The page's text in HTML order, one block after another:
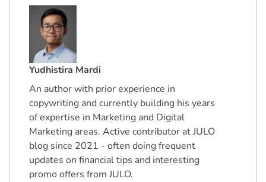
Yudhistira Mardi
An author with prior experience in
copywriting and currently building his years
of expertise in Marketing and Digital
Marketing areas. Active contributor at JULO
blog since 2021 - often doing frequent
updates on financial tips and interesting
promo offers from JULO.